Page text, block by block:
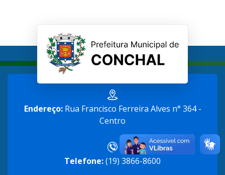
Endereço:Rua Francisco Ferreira Alves n° 364 -
Centro
Telefone:(19) 3866-8600